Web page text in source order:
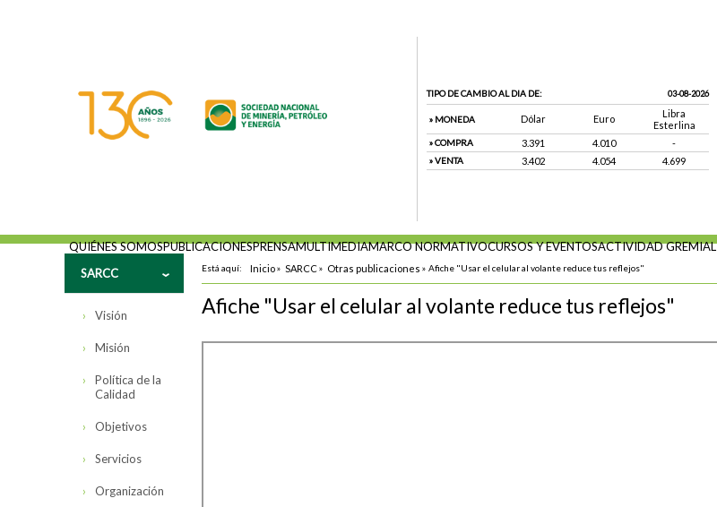
TIPO DE CAMBIO AL DIA DE: 03-08-2026
» MONEDA Dólar Euro
Libra
Esterlina
» COMPRA 3.391 4.010 -
» VENTA 3.402 4.054 4.699
QUIÉNES SOMOSPUBLICACIONESPRENSAMULTIMEDIAMARCO NORMATIVOCURSOS Y EVENTOSACTIVIDAD GREMIAL
SARCC
Visión
Misión
Política de la
Calidad
Objetivos
Servicios
Organización
Está aquí: Inicio» SARCC» Otras publicaciones » Afiche "Usar el celular al volante reduce tus reflejos"
Afiche "Usar el celular al volante reduce tus reflejos"